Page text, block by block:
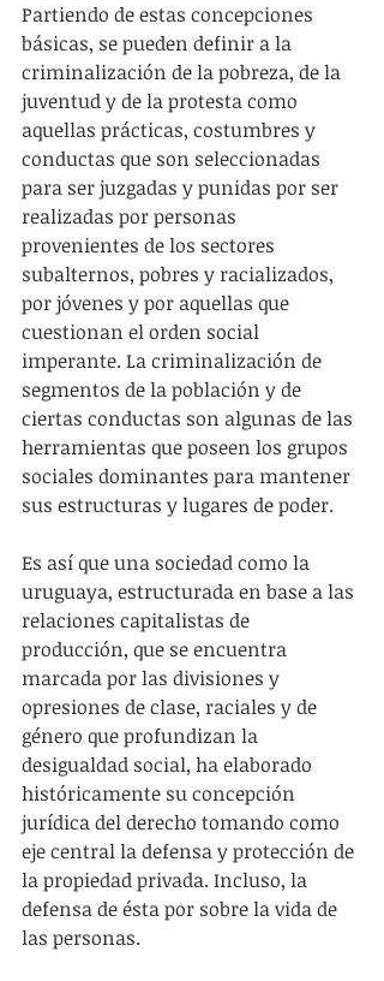
Partiendo de estas concepciones
básicas, se pueden definir a la
criminalización de la pobreza, de la
juventud y de la protesta como
aquellas prácticas, costumbres y
conductas que son seleccionadas
para ser juzgadas y punidas por ser
realizadas por personas
provenientes de los sectores
subalternos, pobres y racializados,
por jóvenes y por aquellas que
cuestionan el orden social
imperante. La criminalización de
segmentos de la población y de
ciertas conductas son algunas de las
herramientas que poseen los grupos
sociales dominantes para mantener
sus estructuras y lugares de poder.
Es así que una sociedad como la
uruguaya, estructurada en base a las
relaciones capitalistas de
producción, que se encuentra
marcada por las divisiones y
opresiones de clase, raciales y de
género que profundizan la
desigualdad social, ha elaborado
históricamente su concepción
jurídica del derecho tomando como
eje central la defensa y protección de
la propiedad privada. Incluso, la
defensa de ésta por sobre la vida de
las personas.